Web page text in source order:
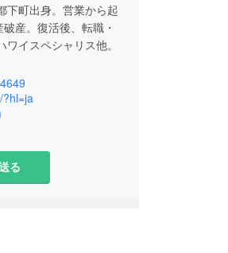
町出身。営業から起
産。復活後、転職・
イスペシャリス他。
ザイン、劇画アニメ
、京都の庶民文化、
しくお願い致しま
?hl=ja
る